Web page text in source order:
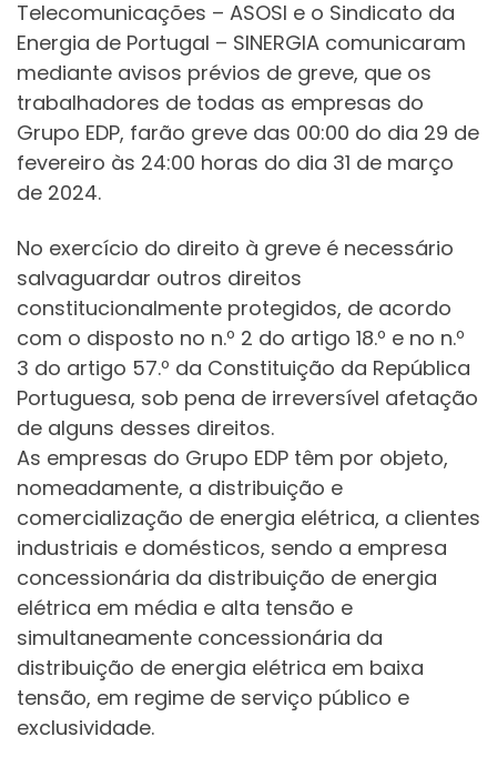
Telecomunicações – ASOSI e o Sindicato da
Energia de Portugal – SINERGIA comunicaram
mediante avisos prévios de greve, que os
trabalhadores de todas as empresas do
Grupo EDP, farão greve das 00:00 do dia 29 de
fevereiro às 24:00 horas do dia 31 de março
de 2024.
No exercício do direito à greve é necessário
salvaguardar outros direitos
constitucionalmente protegidos, de acordo
com o disposto no n.º 2 do artigo 18.º e no n.º
3 do artigo 57.º da Constituição da República
Portuguesa, sob pena de irreversível afetação
de alguns desses direitos.
As empresas do Grupo EDP têm por objeto,
nomeadamente, a distribuição e
comercialização de energia elétrica, a clientes
industriais e domésticos, sendo a empresa
concessionária da distribuição de energia
elétrica em média e alta tensão e
simultaneamente concessionária da
distribuição de energia elétrica em baixa
tensão, em regime de serviço público e
exclusividade.